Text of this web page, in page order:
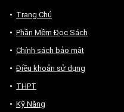
Trang Chủ
Phần Mềm Đọc Sách
Chính sách bảo mật
Điều khoản sử dụng
THPT
Kỹ Năng